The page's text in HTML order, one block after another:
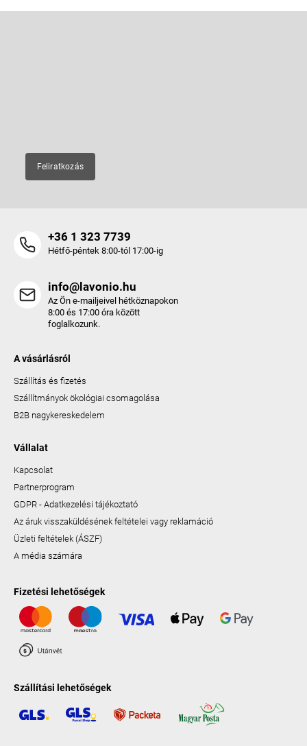
Feliratkozás
+36 1 323 7739
Hétfő-péntek 8:00-tól 17:00-ig
info@lavonio.hu
Az Ön e-mailjeivel hétköznapokon
8:00 és 17:00 óra között
foglalkozunk.
A vásárlásról
Szállítás és fizetés
Szállítmányok ökológiai csomagolása
B2B nagykereskedelem
Vállalat
Kapcsolat
Partnerprogram
GDPR - Adatkezelési tájékoztató
Az áruk visszaküldésének feltételei vagy reklamáció
Üzleti feltételek (ÁSZF)
A média számára
Fizetési lehetőségek
Szállítási lehetőségek